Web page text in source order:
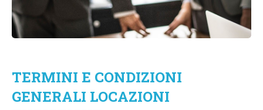
TERMINI E CONDIZIONI
GENERALI LOCAZIONI